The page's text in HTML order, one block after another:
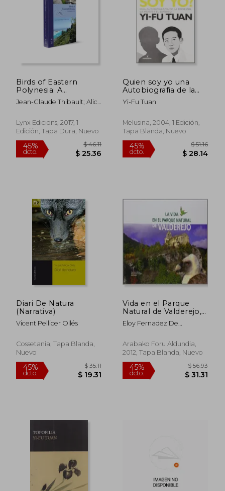
45%
dcto.
Birds of Eastern
Polynesia: A
Biogeographic Atlas
(en Inglés)
Jean-Claude Thibault; Alice
Lynx Edicions, 2017, 1
Edición, Tapa Dura, Nuevo
45%
Quien soy yo una
Autobiografia de la
Emocion, la Mente Y.
Yi-Fu Tuan
Melusina, 2004, 1 Edición,
Tapa Blanda, Nuevo
45%
Diari De Natura
(Narrativa)
Vicent Pellicer Ollés
Cossetania, Tapa Blanda,
Nuevo
Vida en el Parque
Natural de Valderejo,
la (Araba)
Eloy Fernadez De
Uribe-Etxebarria; Iñaki
Zorrakin
Arabako Foru Aldundia,
2012, Tapa Blanda, Nuevo